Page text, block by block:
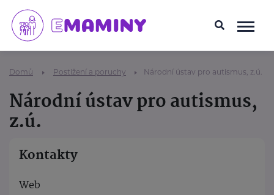
Domů Postižení a poruchy Národní ústav pro autismus, z.ú.
Národní ústav pro autismus,
z.ú.
Kontakty
Web